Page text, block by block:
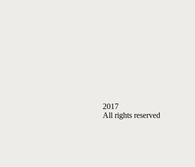
2017
All rights reserved